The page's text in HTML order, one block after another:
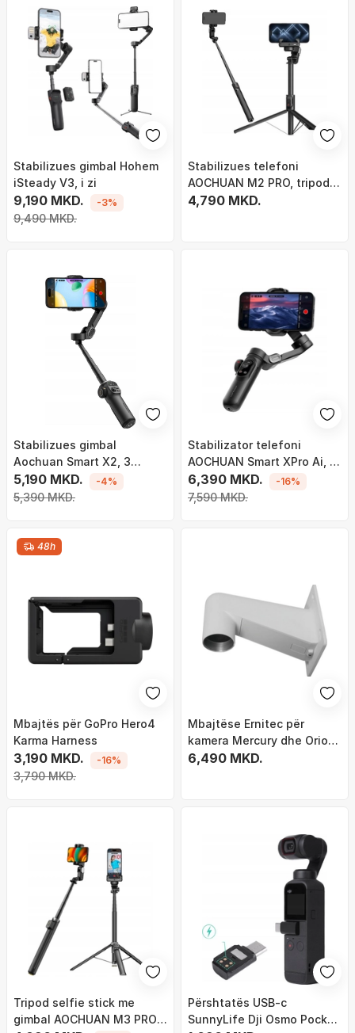
Stabilizues gimbal Hohem
iSteady V3, i zi
9,190 MKD.
9,490 MKD.
-3%
Stabilizues telefoni
AOCHUAN M2 PRO, tripod
selfie stick, llampë LED,
4,790 MKD.
Stabilizues gimbal
Aochuan Smart X2, 3
aksesh, shtyllë 20cm, i zi
5,190 MKD.
5,390 MKD.
-4%
Stabilizator telefoni
AOCHUAN Smart XPro Ai, 3
akse, ndjekje fytyre pa
aplikacion, i zi
6,390 MKD.
7,590 MKD.
-16%
48h
Mbajtës për GoPro Hero4
Karma Harness
3,190 MKD.
3,790 MKD.
-16%
Mbajtëse Ernitec për
kamera Mercury dhe Orion,
e bardhë
6,490 MKD.
Tripod selfie stick me
gimbal AOCHUAN M3 PRO,
Përshtatës USB-c
SunnyLife Dji Osmo Pocket